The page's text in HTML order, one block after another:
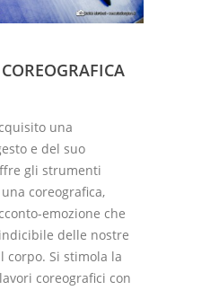
una
e del suo
gli strumenti
coreografica,
emozione che
delle nostre
corpo. Si stimola la
coreografici con